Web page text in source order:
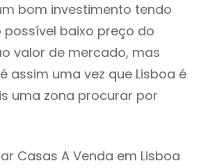
bom investimento tendo
baixo preço do
valor de mercado, mas
assim uma vez que Lisboa é
uma zona procurar por
Casas A Venda em Lisboa